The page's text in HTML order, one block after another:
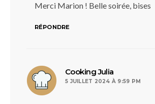
Merci Marion ! Belle soirée, bises
RÉPONDRE
Cooking Julia
5 JUILLET 2024 À 9:59 PM